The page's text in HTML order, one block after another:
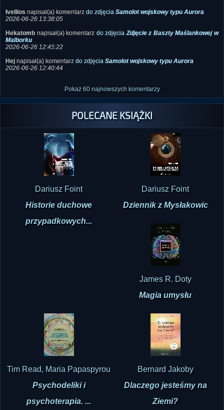
Ivelliosnapisał(a) komentarz do zdjęcia
Samolot wojskowy typu Aurora
Hekatomb
napisał(a) komentarz do zdjęcia
Zdjęcie z Baszty Maślankowej w
Malborku
Hejnapisał(a) komentarz do zdjęcia
Samolot wojskowy typu Aurora
Pokaż 60 najnowszych komentarzy
POLECANE KSIĄŻKI
Dariusz Foint
Historie duchowe
przypadkowych...
Dariusz Foint
Dziennik z Mysłakowic
James R. Doty
Magia umysłu
Tim Read, Maria Papaspyrou
Psychodeliki i
psychoterapia. ...
Bernard Jakoby
Dlaczego jesteśmy na
Ziemi?